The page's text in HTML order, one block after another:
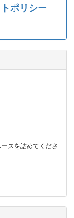
ポリシー
スを詰めてくださ